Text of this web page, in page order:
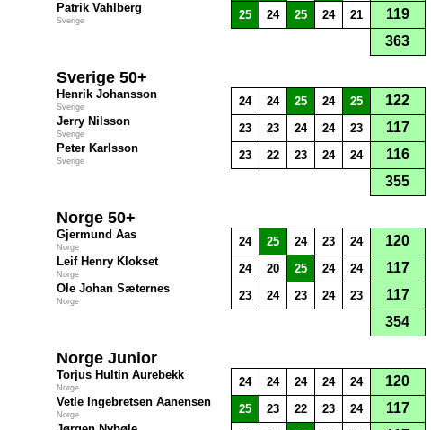
Patrik Vahlberg
Sverige 25 24 25 24 21
119
363
Sverige 50+
Henrik Johansson
Sverige 24 24 25 24 25 122
Jerry Nilsson
Sverige 23 23 24 24 23 117
Peter Karlsson
Sverige 23 22 23 24 24
116
355
Norge 50+
Gjermund Aas
Norge 24 25 24 23 24 120
Leif Henry Klokset
Norge 24 20 25 24 24 117
Ole Johan Sæternes
Norge 23 24 23 24 23
117
354
Norge Junior
Torjus Hultin Aurebekk
Norge 24 24 24 24 24 120
Vetle Ingebretsen Aanensen
Norge 25 23 22 23 24 117